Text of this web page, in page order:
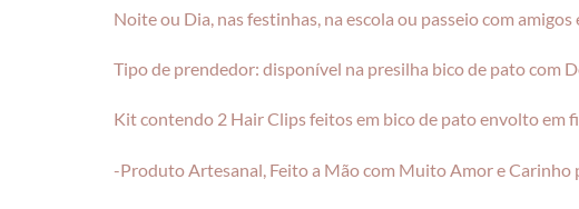
Noite ou Dia, nas festinhas, na escola ou passeio com
Tipo de prendedor: disponível na presilha bico de pato com
Kit contendo 2 Hair Clips feitos em bico de pato envolto em
-Produto Artesanal, Feito a Mão com Muito Amor e Carinho